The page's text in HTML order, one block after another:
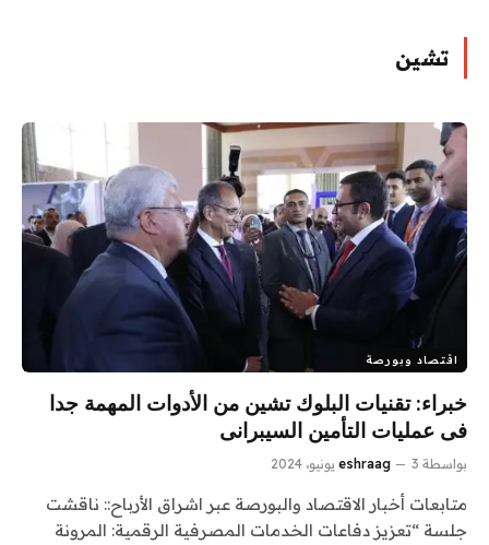
تشين
اقتصاد وبورصة
خبراء: تقنيات البلوك تشين من الأدوات المهمة جدا
فى عمليات التأمين السيبرانى
بواسطة eshraag 3 يونيو، 2024
متابعات أخبار الاقتصاد والبورصة عبر اشراق الأرباح:: ناقشت
جلسة “تعزيز دفاعات الخدمات المصرفية الرقمية: المرونة